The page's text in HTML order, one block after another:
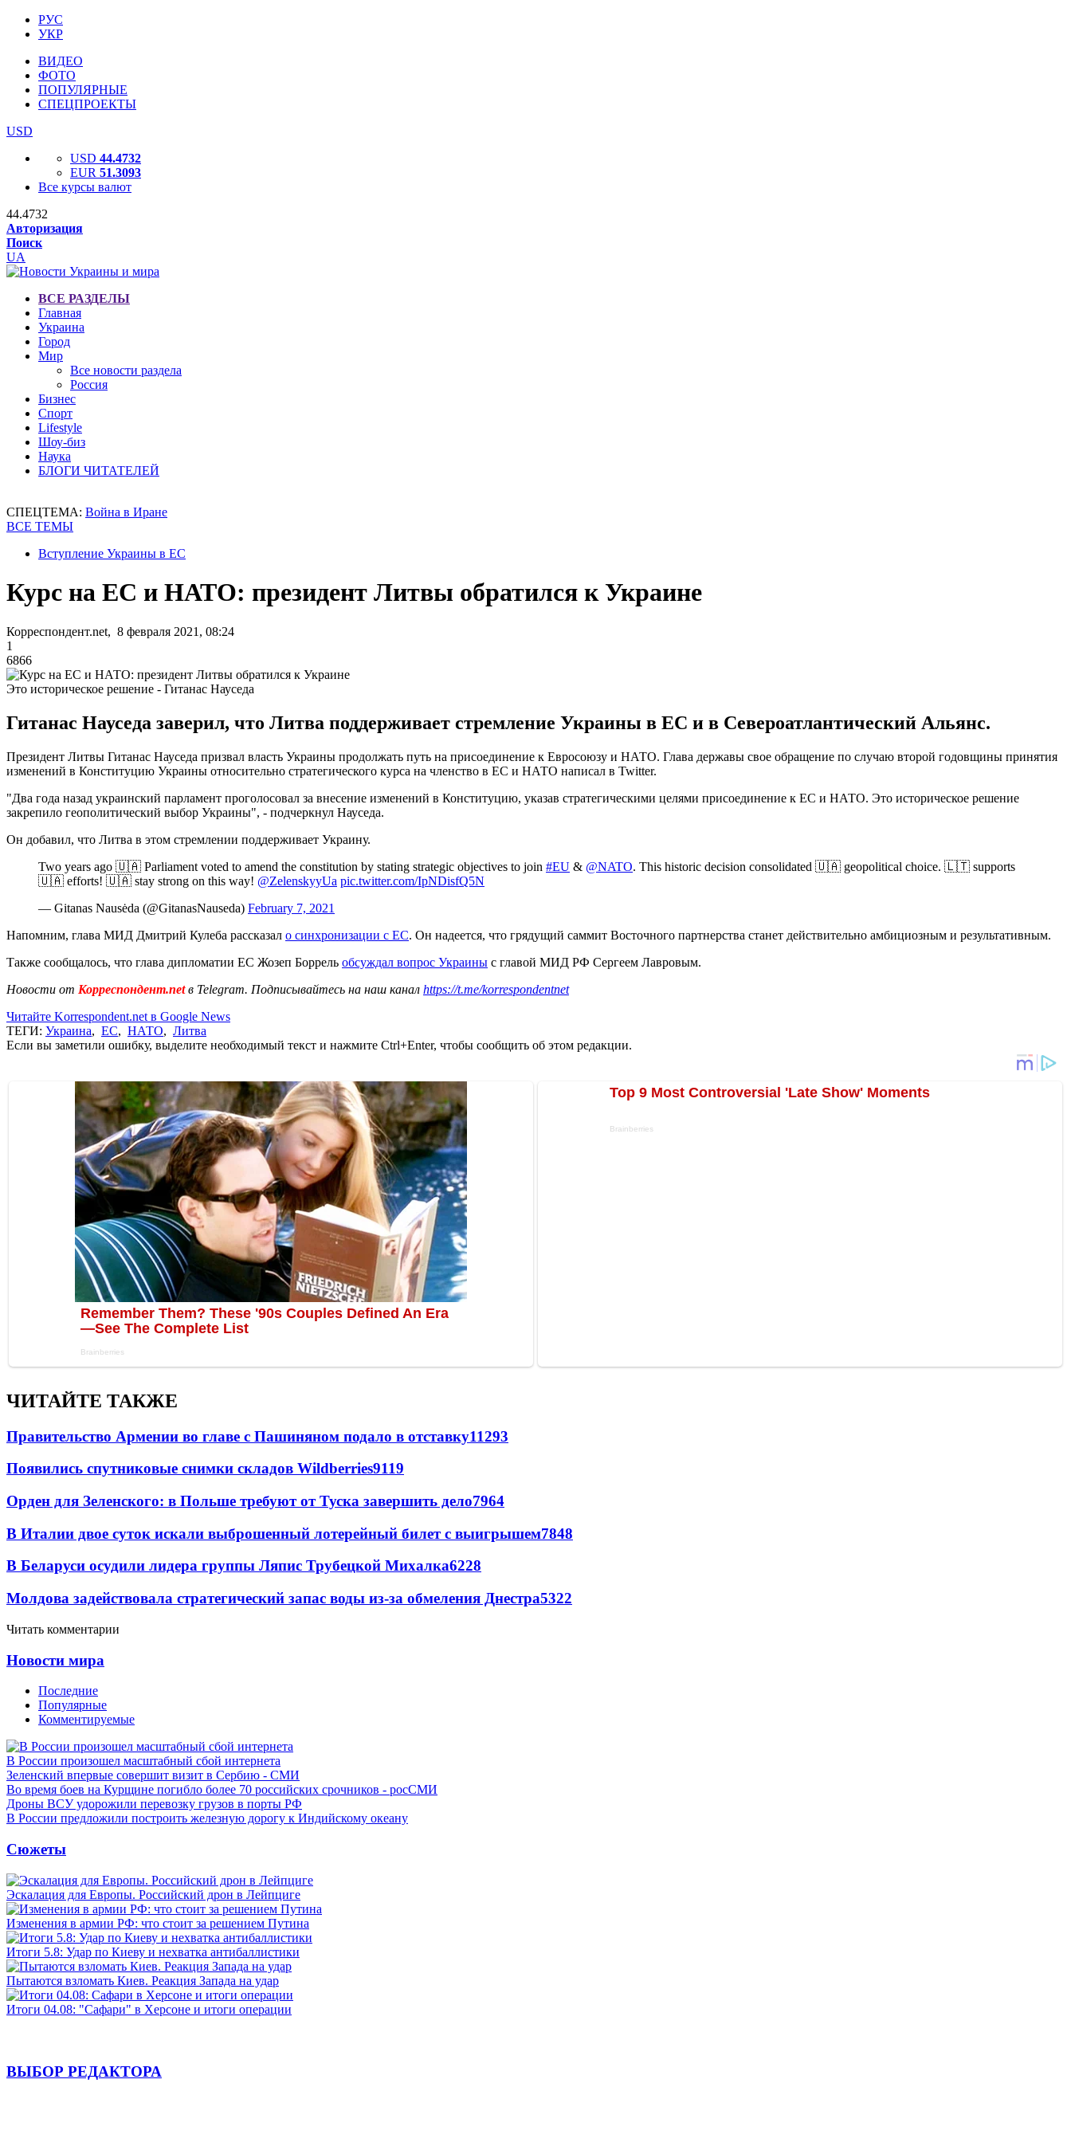
РУС
УКР
ВИДЕО
ФОТО
ПОПУЛЯРНЫЕ
СПЕЦПРОЕКТЫ
USD
USD 44.4732
EUR 51.3093
Все курсы валют
44.4732
Авторизация
Поиск
UA
ВСЕ РАЗДЕЛЫ
Главная
Украина
Город
Мир
Все новости раздела
Россия
Бизнес
Спорт
Lifestyle
Шоу-биз
Наука
БЛОГИ ЧИТАТЕЛЕЙ
СПЕЦТЕМА: Война в Иране
ВСЕ ТЕМЫ
Вступление Украины в ЕС
Курс на ЕС и НАТО: президент Литвы обратился к Украине
Корреспондент.net, 8 февраля 2021, 08:24
1
6866
Это историческое решение - Гитанас Науседа
Гитанас Науседа заверил, что Литва поддерживает стремление Украины в ЕС и в Североатлантический Альянс.
Президент Литвы Гитанас Науседа призвал власть Украины продолжать путь на присоединение к Евросоюзу и НАТО. Глава державы свое обращение по случаю второй годовщины принятия
изменений в Конституцию Украины относительно стратегического курса на членство в ЕС и НАТО написал в Twitter.
"Два года назад украинский парламент проголосовал за внесение изменений в Конституцию, указав стратегическими целями присоединение к ЕС и НАТО. Это историческое решение
закрепило геополитический выбор Украины", - подчеркнул Науседа.
Он добавил, что Литва в этом стремлении поддерживает Украину.
Two years ago 🇺🇦 Parliament voted to amend the constitution by stating strategic objectives to join #EU & @NATO. This historic decision consolidated 🇺🇦 geopolitical choice. 🇱🇹 supports
🇺🇦 efforts! 🇺🇦 stay strong on this way! @ZelenskyyUa pic.twitter.com/IpNDisfQ5N
— Gitanas Nausėda (@GitanasNauseda) February 7, 2021
Напомним, глава МИД Дмитрий Кулеба рассказал о синхронизации с ЕС. Он надеется, что грядущий саммит Восточного партнерства станет действительно амбициозным и результативным.
Также сообщалось, что глава дипломатии ЕС Жозеп Боррель обсуждал вопрос Украины с главой МИД РФ Сергеем Лавровым.
Новости от Корреспондент.netв Telegram. Подписывайтесь на наш канал https://t.me/korrespondentnet
Читайте Korrespondent.net в Google News
ТЕГИ: Украина, ЕС, НАТО, Литва
Если вы заметили ошибку, выделите необходимый текст и нажмите Ctrl+Enter, чтобы сообщить об этом редакции.
ЧИТАЙТЕ ТАКЖЕ
Правительство Армении во главе с Пашиняном подало в отставку11293
Появились спутниковые снимки складов Wildberries9119
Орден для Зеленского: в Польше требуют от Туска завершить дело7964
В Италии двое суток искали выброшенный лотерейный билет с выигрышем7848
В Беларуси осудили лидера группы Ляпис Трубецкой Михалка6228
Молдова задействовала стратегический запас воды из-за обмеления Днестра5322
Читать комментарии
Новости мира
Последние
Популярные
Комментируемые
В России произошел масштабный сбой интернета
Зеленский впервые совершит визит в Сербию - СМИ
Во время боев на Курщине погибло более 70 российских срочников - росСМИ
Дроны ВСУ удорожили перевозку грузов в порты РФ
В России предложили построить железную дорогу к Индийскому океану
Сюжеты
Эскалация для Европы. Российский дрон в Лейпциге
Изменения в армии РФ: что стоит за решением Путина
Итоги 5.8: Удар по Киеву и нехватка антибаллистики
Пытаются взломать Киев. Реакция Запада на удар
Итоги 04.08: "Сафари" в Херсоне и итоги операции
ВЫБОР РЕДАКТОРА